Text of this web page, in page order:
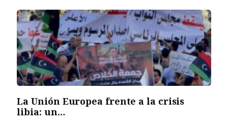
La Unión Europea frente a la crisis
libia: un…